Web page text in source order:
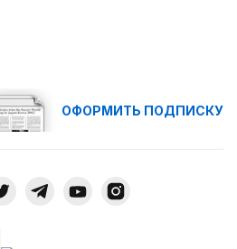
ОФОРМИТЬ ПОДПИСКУ